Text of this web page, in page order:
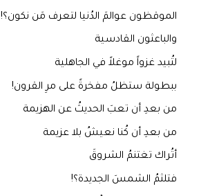
الموقظون عوالمَ الدُنيا لتعرف مَن نكون؟!
والباعثون القادسية
لتُبيد غزواً موغلاً في الجاهلية
ببطولة ستظلُ مفخرةً على مرِ القرون!
من بعدِ أن تعبَ الحديثُ عن الهزيمة
من بعدِ أن كُنا نعيشُ بلا عزيمة
أتُراك تغتنمُ الشروقَ
فتلثمُ الشمسَ الجديدة؟!